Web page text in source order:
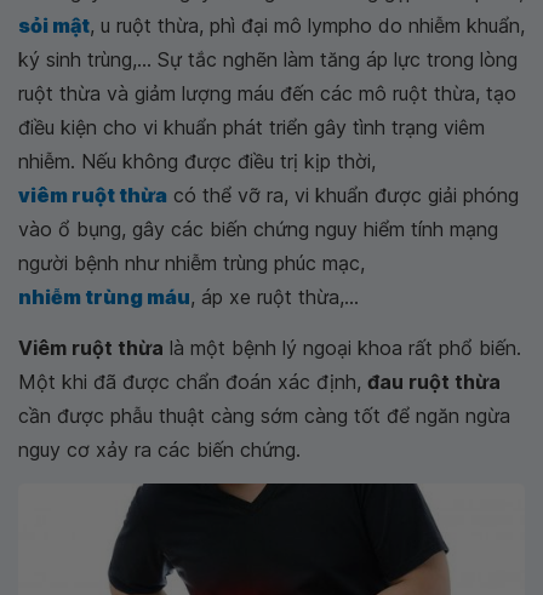
sỏi mật, u ruột thừa, phì đại mô lympho do nhiễm khuẩn,
ký sinh trùng,... Sự tắc nghẽn làm tăng áp lực trong lòng
ruột thừa và giảm lượng máu đến các mô ruột thừa, tạo
điều kiện cho vi khuẩn phát triển gây tình trạng viêm
nhiễm. Nếu không được điều trị kịp thời,
viêm ruột thừa có thể vỡ ra, vi khuẩn được giải phóng
vào ổ bụng, gây các biến chứng nguy hiểm tính mạng
người bệnh như nhiễm trùng phúc mạc,
nhiễm trùng máu, áp xe ruột thừa,...
Viêm ruột thừa là một bệnh lý ngoại khoa rất phổ biến.
Một khi đã được chẩn đoán xác định, đau ruột thừa
cần được phẫu thuật càng sớm càng tốt để ngăn ngừa
nguy cơ xảy ra các biến chứng.